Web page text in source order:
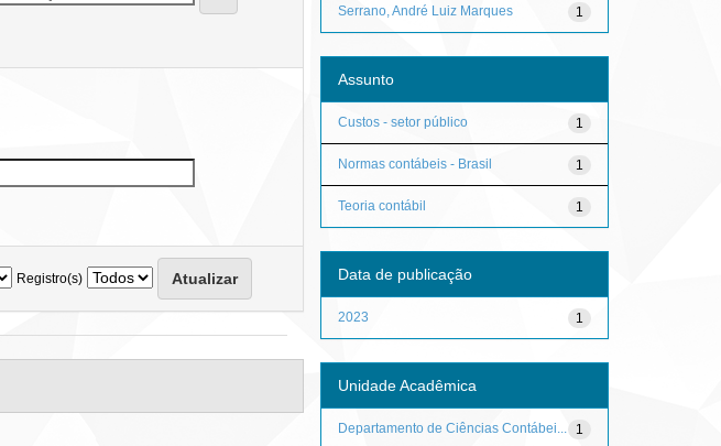
Registro(s)
1
Serrano, André Luiz Marques
Assunto
1
Custos - setor público
1
Normas contábeis - Brasil
1
Teoria contábil
Data de publicação
1
2023
Unidade Acadêmica
1
Departamento de Ciências Contábei...